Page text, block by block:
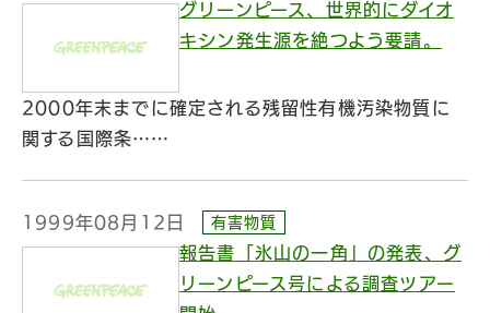
グリーンピース、世界的にダイオ
キシン発生源を絶つよう要請。
2000年末までに確定される残留性有機汚染物質に
関する国際条……
1999年08月12日 有害物質
報告書「氷山の一角」の発表、グ
リーンピース号による調査ツアー